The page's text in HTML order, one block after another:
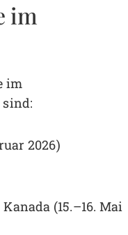
im
im
sind:
2026)
(15.–16. Mai